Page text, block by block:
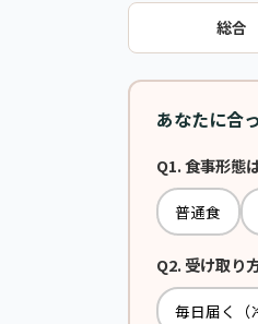
総合
あなたに合
Q1. 食事形態
普通食
Q2. 受け取り
毎日届く（